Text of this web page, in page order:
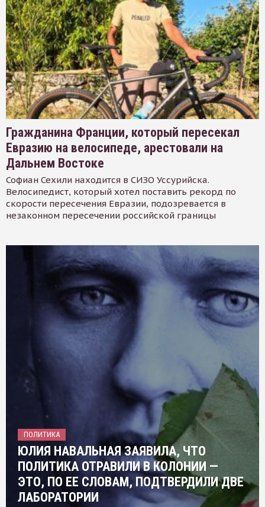
Гражданина Франции, который пересекал
Евразию на велосипеде, арестовали на
Дальнем Востоке
Софиан Сехили находится в СИЗО Уссурийска.
Велосипедист, который хотел поставить рекорд по
скорости пересечения Евразии, подозревается в
незаконном пересечении российской границы
ПОЛИТИКА
ЮЛИЯ НАВАЛЬНАЯ ЗАЯВИЛА, ЧТО
ПОЛИТИКА ОТРАВИЛИ В КОЛОНИИ —
ЭТО, ПО ЕЕ СЛОВАМ, ПОДТВЕРДИЛИ ДВЕ
ЛАБОРАТОРИИ